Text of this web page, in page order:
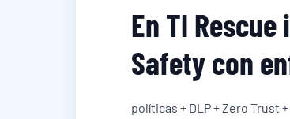
En TI
Safety con
políticas + DLP + Zero Trust